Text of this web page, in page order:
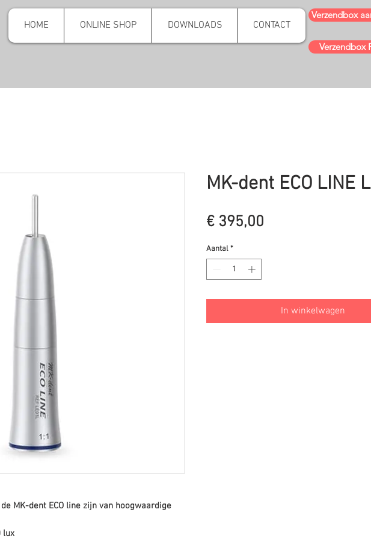
HOME ONLINE SHOP DOWNLOADS CONTACT
Verzendbox
Verzendbox
MK-dent ECO line zijn van hoogwaardige
lux
MK-dent ECO LINE
€ 395,00
Aantal *
In winkelwagen